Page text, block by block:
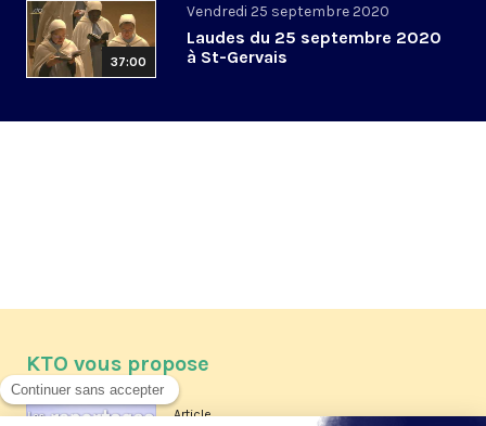
37:00
Vendredi 25 septembre 2020
Laudes du 25 septembre 2020
à St-Gervais
KTO vous propose
Article